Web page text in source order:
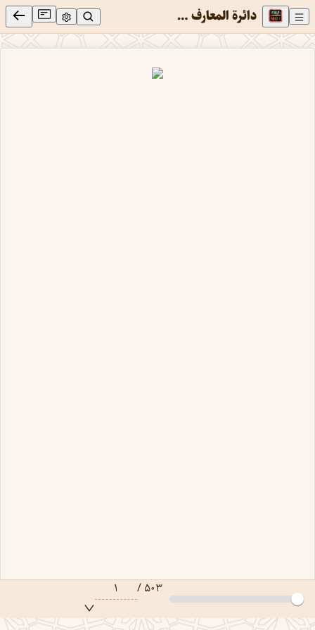
دائرة المعارف غدير: جامع ترين دائرة المعارف موضوعى غدير جلد 6
صفحه ۱۵۰۳ / ۱